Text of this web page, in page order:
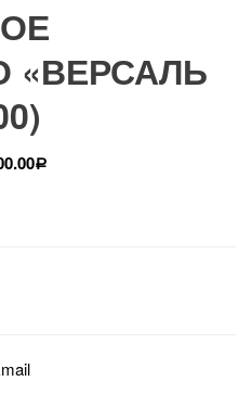
«ВЕРСАЛЬ
Р